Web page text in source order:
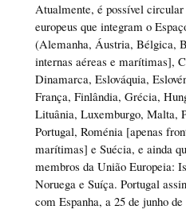
Atualmente, é possível
europeus que integram o
(Alemanha, Áustria, Bélgica,
internas aéreas e marítimas],
Dinamarca, Eslováquia,
França, Finlândia, Grécia,
Lituânia, Luxemburgo, Malta,
Portugal, Roménia [apenas
marítimas] e Suécia, e ainda
membros da União Europeia:
Noruega e Suíça. Portugal
com Espanha, a 25 de junho